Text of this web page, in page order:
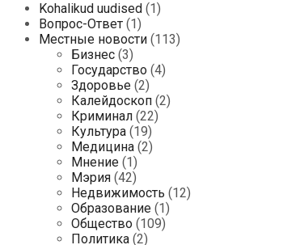
Kohalikud uudised (1)
Вопрос-Ответ (1)
Местные новости (113)
Бизнес (3)
Государство (4)
Здоровье (2)
Калейдоскоп (2)
Криминал (22)
Культура (19)
Медицина (2)
Мнение (1)
Мэрия (42)
Недвижимость (12)
Образование (1)
Общество (109)
Политика (2)